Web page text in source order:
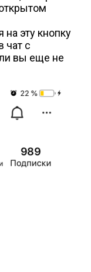
на эту кнопку
чат с
вы еще не